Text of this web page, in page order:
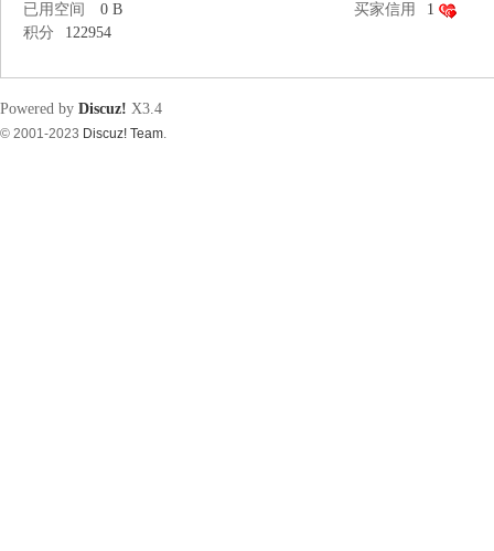
源
已用空间
0 B 买家信用
1
积分
122954
Powered by Discuz! X3.4
© 2001-2023 Discuz! Team